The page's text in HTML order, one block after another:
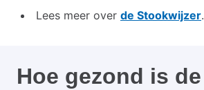
Lees meer over de Stookwijzer.
Hoe gezond is